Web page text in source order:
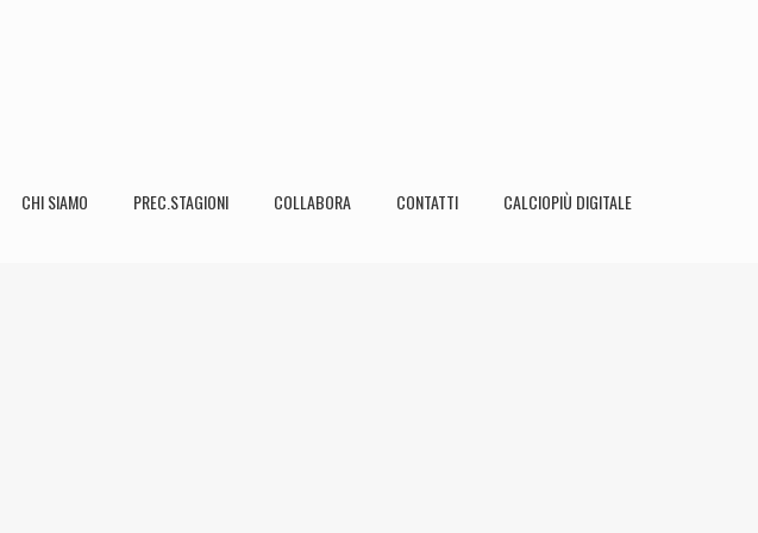
CHI SIAMO PREC.STAGIONI COLLABORA CONTATTI CALCIOPIÙ DIGITALE